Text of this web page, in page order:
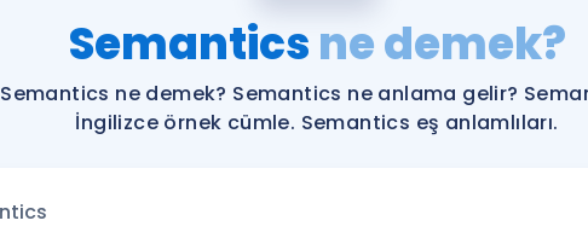
YDS ve YÖKDİL
YDS ve YÖKDİL'e
Tüm ÖSYM
Semanticsne demek?
Semantics ne demek? Semantics ne anlama gelir?
İngilizce örnek cümle. Semantics eş anlamlıları.